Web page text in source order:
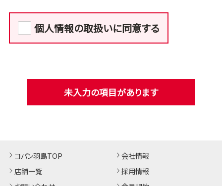
個人情報の取扱いに同意する
未入力の項目があります
コパン羽島TOP
店舗一覧
会社情報
採用情報